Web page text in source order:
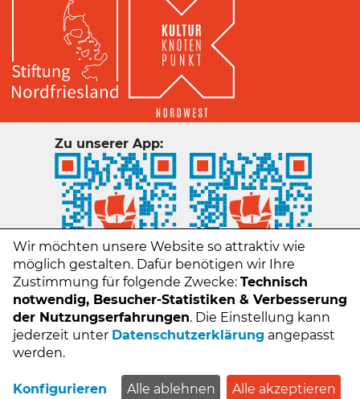
Kontakt
Datenschutz
Zu unserer App:
Wir möchten unsere Website so attraktiv wie
möglich gestalten. Dafür benötigen wir Ihre
Zustimmung für folgende Zwecke: Technisch
notwendig, Besucher-Statistiken & Verbesserung
der Nutzungserfahrungen. Die Einstellung kann
jederzeit unter Datenschutzerklärung angepasst
werden.
Konfigurieren Alle ablehnen Alle akzeptieren